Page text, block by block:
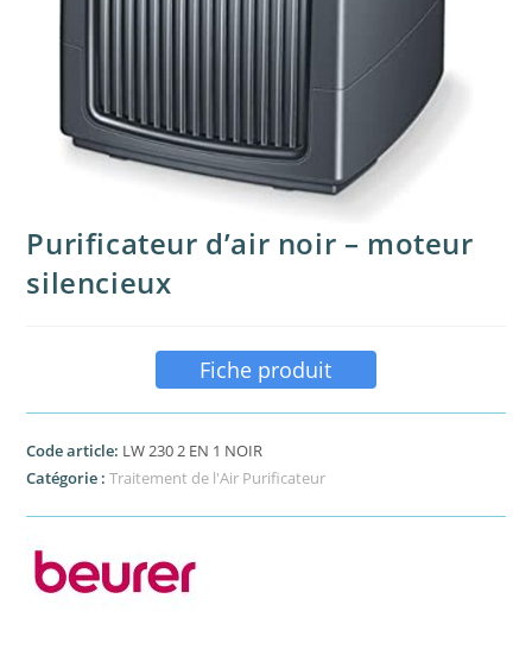
Purificateur d’air noir – moteur
silencieux
Fiche produit
Code article: LW 230 2 EN 1 NOIR
Catégorie :Traitement de l'Air Purificateur